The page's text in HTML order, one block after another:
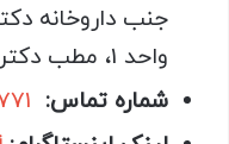
جنب داروخانه
واحد 1، مطب دکتر اشکان ایزدی
شماره تماس: